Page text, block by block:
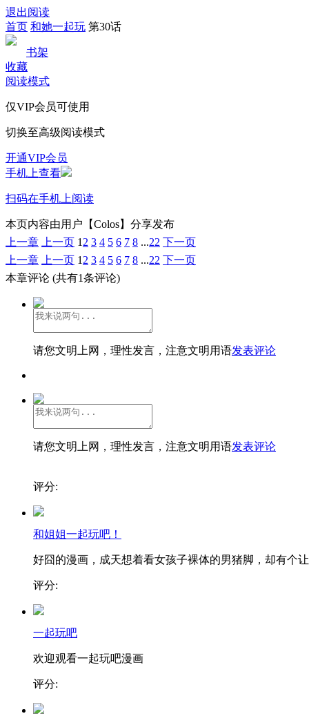
退出阅读
首页 和她一起玩 第30话
书架
收藏
阅读模式
仅VIP会员可使用
切换至高级阅读模式
开通VIP会员
手机上查看
扫码在手机上阅读
本页内容由用户【Colos】分享发布
上一章
上一页 1 2 3 4 5 6 7 8 ...22 下一页
上一章
上一页 1 2 3 4 5 6 7 8 ...22 下一页
本章评论 (共有1条评论)
请您文明上网，理性发言，注意文明用语发表评论
请您文明上网，理性发言，注意文明用语发表评论
评分:
和姐姐一起玩吧！
好囧的漫画，成天想着看女孩子裸体的男猪脚，却有个
评分:
一起玩吧
欢迎观看一起玩吧漫画
评分: